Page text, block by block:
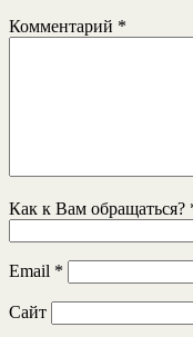
Комментарий *
Как к Вам обращаться?
Email *
Сайт